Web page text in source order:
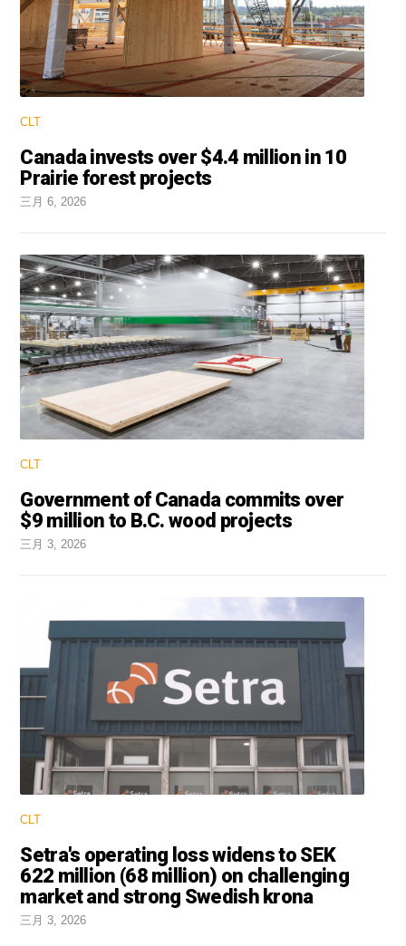
CLT
Canada invests over $4.4 million in 10
Prairie forest projects
三月 6, 2026
CLT
Government of Canada commits over
$9 million to B.C. wood projects
三月 3, 2026
CLT
Setra's operating loss widens to SEK
622 million (68 million) on challenging
market and strong Swedish krona
三月 3, 2026